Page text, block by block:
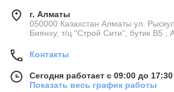
г. Алматы
050000 Казахстан Алматы ул.
Биянху, т/ц "Строй Сити", бутик В5 ,
Контакты
Сегодня работает с 09:00 до 17:30
Показать весь график работы